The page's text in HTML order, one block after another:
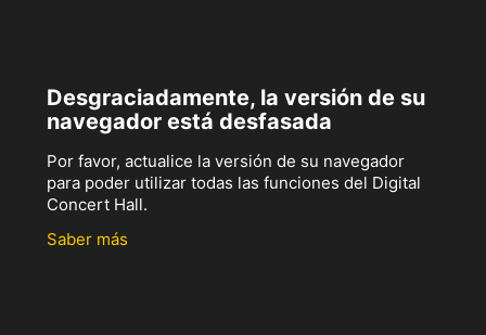
Desgraciadamente, la versión de su
navegador está desfasada
Por favor, actualice la versión de su navegador
para poder utilizar todas las funciones del Digital
Concert Hall.
Saber más